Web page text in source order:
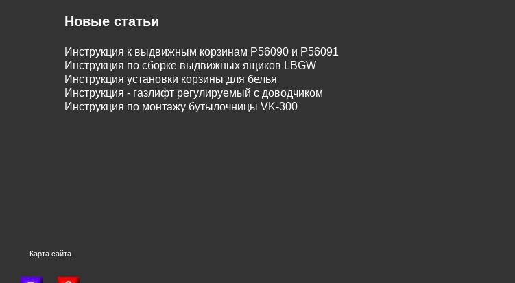
Новые статьи
Инструкция к выдвижным корзинам P56090 и P56091
Инструкция по сборке выдвижных ящиков LBGW
Инструкция установки корзины для белья
Инструкция - газлифт регулируемый с доводчиком
Инструкция по монтажу бутылочницы VK-300
Карта сайта